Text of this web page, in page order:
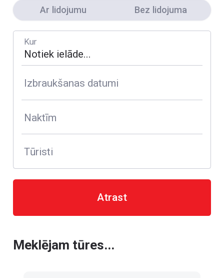
Ar lidojumu Bez lidojuma
Kur
Izbraukšanas datumi
Naktīm
Tūristi
Atrast
Meklējam tūres...